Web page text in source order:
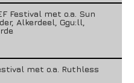
Festival met o.a. Sun
Alkerdeel, Ggu:ll,
met o.a. Ruthless